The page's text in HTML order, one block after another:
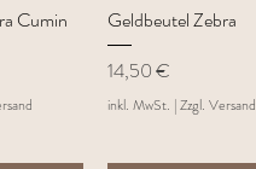
Cumin
Schnellansicht
Geldbeutel Zebra
Preis
14,50 €
inkl. MwSt. |Zzgl. Versand